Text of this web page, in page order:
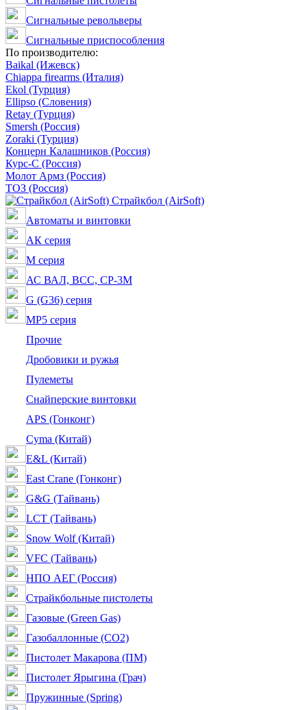
Сигнальные револьверы
Сигнальные приспособления
По производителю:
Baikal (Ижевск)
Chiappa firearms (Италия)
Ekol (Турция)
Ellipso (Словения)
Retay (Турция)
Smersh (Россия)
Zoraki (Турция)
Концерн Калашников (Россия)
Курс-С (Россия)
Молот Армз (Россия)
ТОЗ (Россия)
Страйкбол (AirSoft)
Автоматы и винтовки
АК серия
M серия
АС ВАЛ, ВСС, СР-3М
G (G36) серия
MP5 серия
Прочие
Дробовики и ружья
Пулеметы
Снайперские винтовки
APS (Гонконг)
Cyma (Китай)
E&L (Китай)
East Crane (Гонконг)
G&G (Тайвань)
LCT (Тайвань)
Snow Wolf (Китай)
VFC (Тайвань)
НПО АЕГ (Россия)
Страйкбольные пистолеты
Газовые (Green Gas)
Газобаллонные (CO2)
Пистолет Макарова (ПМ)
Пистолет Ярыгина (Грач)
Пружинные (Spring)